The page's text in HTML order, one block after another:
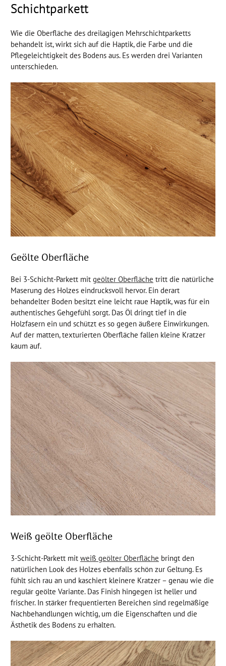
Schichtparkett
Wie die Oberfläche des dreilagigen Mehrschichtparketts
behandelt ist, wirkt sich auf die Haptik, die Farbe und die
Pflegeleichtigkeit des Bodens aus. Es werden drei Varianten
unterschieden.
Geölte Oberfläche
Bei 3-Schicht-Parkett mit geölter Oberfläche tritt die natürliche
Maserung des Holzes eindrucksvoll hervor. Ein derart
behandelter Boden besitzt eine leicht raue Haptik, was für ein
authentisches Gehgefühl sorgt. Das Öl dringt tief in die
Holzfasern ein und schützt es so gegen äußere Einwirkungen.
Auf der matten, texturierten Oberfläche fallen kleine Kratzer
kaum auf.
Weiß geölte Oberfläche
3-Schicht-Parkett mit weiß geölter Oberfläche bringt den
natürlichen Look des Holzes ebenfalls schön zur Geltung. Es
fühlt sich rau an und kaschiert kleinere Kratzer – genau wie die
regulär geölte Variante. Das Finish hingegen ist heller und
frischer. In stärker frequentierten Bereichen sind regelmäßige
Nachbehandlungen wichtig, um die Eigenschaften und die
Ästhetik des Bodens zu erhalten.